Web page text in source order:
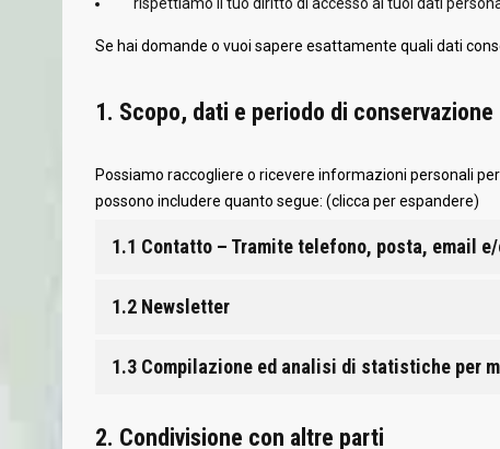
Se hai domande o vuoi sapere esattamente quali dati
1. Scopo, dati e periodo di conservazione
Possiamo raccogliere o ricevere informazioni personali
possono includere quanto segue: (clicca per espandere)
1.1 Contatto – Tramite telefono, posta, email
1.2 Newsletter
1.3 Compilazione ed analisi di statistiche per
2. Condivisione con altre parti